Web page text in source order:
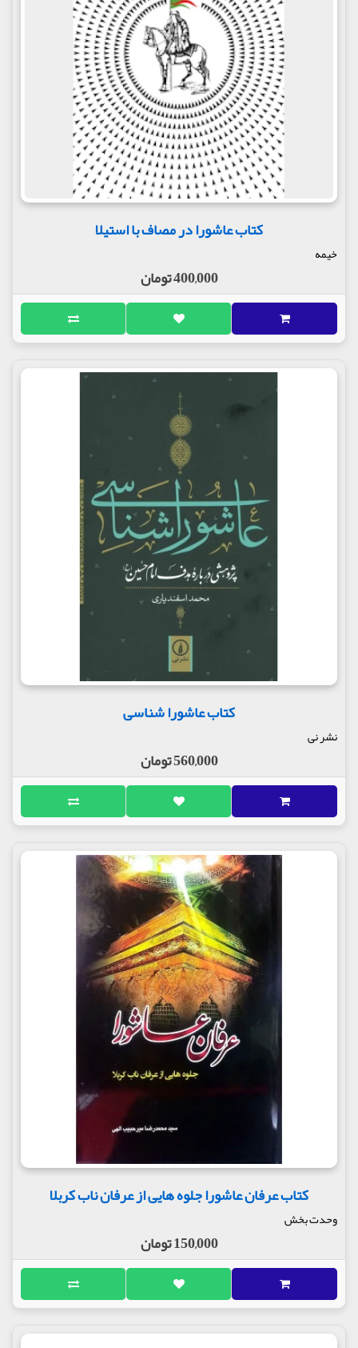
کتاب عاشورا در مصاف با استیلا
خیمه
400,000 تومان
کتاب عاشورا شناسی
نشر نی
560,000 تومان
کتاب عرفان عاشورا جلوه هایی از عرفان ناب کربلا
وحدت بخش
150,000 تومان